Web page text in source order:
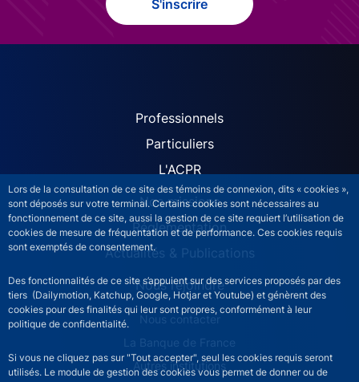
Lors de la consultation de ce site des témoins de connexion, dits « cookies »,
sont déposés sur votre terminal. Certains cookies sont nécessaires au
fonctionnement de ce site, aussi la gestion de ce site requiert l’utilisation de
cookies de mesure de fréquentation et de performance. Ces cookies requis
sont exemptés de consentement.
Des fonctionnalités de ce site s’appuient sur des services proposés par des
tiers (Dailymotion, Katchup, Google, Hotjar et Youtube) et génèrent des
cookies pour des finalités qui leur sont propres, conformément à leur
politique de confidentialité.
Si vous ne cliquez pas sur "Tout accepter", seul les cookies requis seront
utilisés. Le module de gestion des cookies vous permet de donner ou de
S'inscrire
ACPR site navigation
Professionnels
Particuliers
L'ACPR
Nos missions
Réglementation
Actualités & Publications
Nous rejoindre
ACPR footer secondary menu (French)
Nous contacter
La Banque de France
Autres institutions